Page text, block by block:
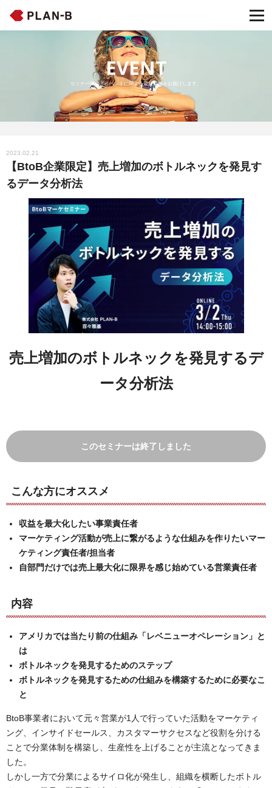
EVENT
セミナー開催・イベントに関する最新情報をお届けします。
2023.02.21
【BtoB企業限定】売上増加のボトルネックを発見す
るデータ分析法
売上増加のボトルネックを発見するデ
ータ分析法
このセミナーは終了しました
こんな方にオススメ
収益を最大化したい事業責任者
マーケティング活動が売上に繋がるような仕組みを作りたいマー
ケティング責任者/担当者
自部門だけでは売上最大化に限界を感じ始めている営業責任者
内容
アメリカでは当たり前の仕組み「レベニューオペレーション」と
は
ボトルネックを発見するためのステップ
ボトルネックを発見するための仕組みを構築するために必要なこ
と
BtoB事業者において元々営業が1人で行っていた活動をマーケティ
ング、インサイドセールス、カスタマーサクセスなど役割を分ける
ことで分業体制を構築し、生産性を上げることが主流となってきま
した。
しかし一方で分業によるサイロ化が発生し、組織を横断したボトル